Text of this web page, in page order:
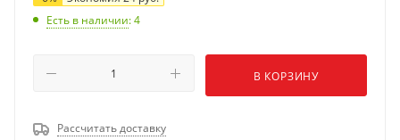
Есть в наличии: 4
В КОРЗИНУ
Рассчитать доставку